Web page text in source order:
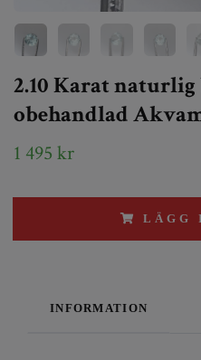
2.10 Karat
obehandlad
1 495 kr
LÄGG
INFORMATION